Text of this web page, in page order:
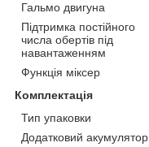
Гальмо двигуна
Підтримка постійного
числа обертів під
навантаженням
Функція міксер
Комплектація
Тип упаковки
Додатковий акумулятор